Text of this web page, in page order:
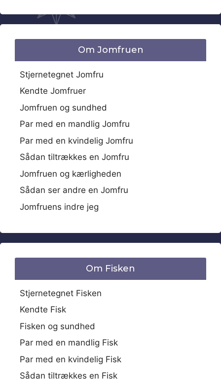
Om Jomfruen
Stjernetegnet Jomfru
Kendte Jomfruer
Jomfruen og sundhed
Par med en mandlig Jomfru
Par med en kvindelig Jomfru
Sådan tiltrækkes en Jomfru
Jomfruen og kærligheden
Sådan ser andre en Jomfru
Jomfruens indre jeg
Om Fisken
Stjernetegnet Fisken
Kendte Fisk
Fisken og sundhed
Par med en mandlig Fisk
Par med en kvindelig Fisk
Sådan tiltrækkes en Fisk